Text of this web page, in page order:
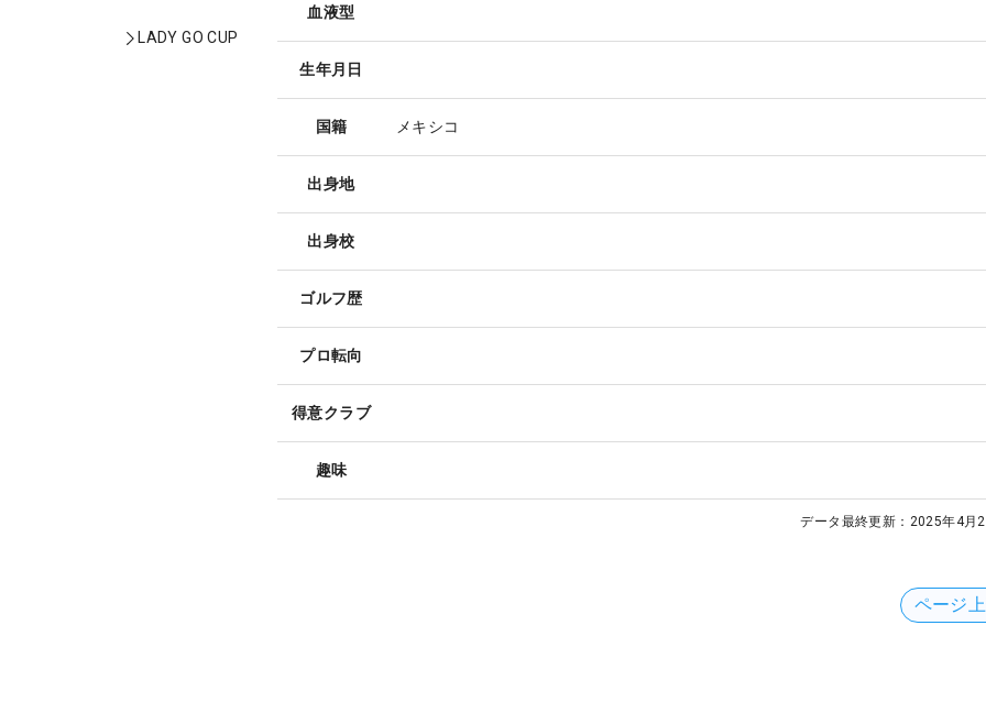
LADY GO CUP
血液型
生年月日
国籍 メキシコ
出身地
出身校
ゴルフ歴
プロ転向
得意クラブ
趣味
データ最終更新： 2025年4月
ページ